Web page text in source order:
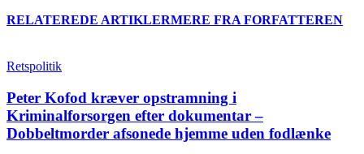
RELATEREDE ARTIKLERMERE FRA FORFATTEREN
Retspolitik
Peter Kofod kræver opstramning i
Kriminalforsorgen efter dokumentar –
Dobbeltmorder afsonede hjemme uden fodlænke